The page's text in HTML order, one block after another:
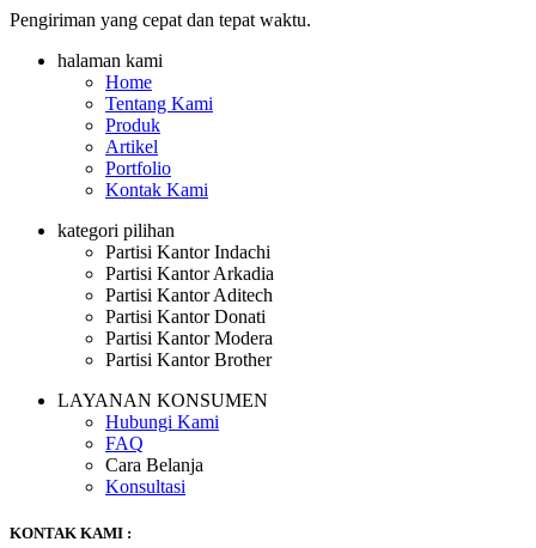
Pengiriman yang cepat dan tepat waktu.
halaman kami
Home
Tentang Kami
Produk
Artikel
Portfolio
Kontak Kami
kategori pilihan
Partisi Kantor Indachi
Partisi Kantor Arkadia
Partisi Kantor Aditech
Partisi Kantor Donati
Partisi Kantor Modera
Partisi Kantor Brother
LAYANAN KONSUMEN
Hubungi Kami
FAQ
Cara Belanja
Konsultasi
KONTAK KAMI :